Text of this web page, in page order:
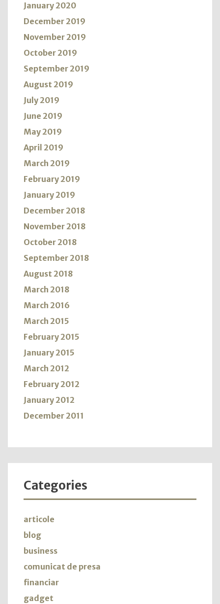
January 2020
December 2019
November 2019
October 2019
September 2019
August 2019
July 2019
June 2019
May 2019
April 2019
March 2019
February 2019
January 2019
December 2018
November 2018
October 2018
September 2018
August 2018
March 2018
March 2016
March 2015
February 2015
January 2015
March 2012
February 2012
January 2012
December 2011
Categories
articole
blog
business
comunicat de presa
financiar
gadget